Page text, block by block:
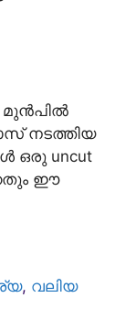
മുൻപിൽ
നടത്തിയ
ഒരു uncut
ഈ
, വലിയ